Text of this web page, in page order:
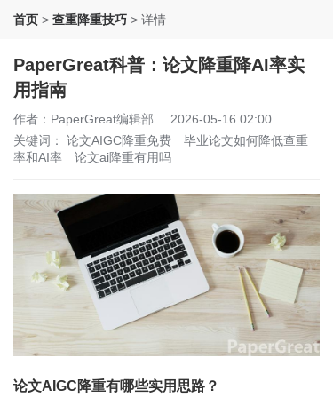
首页 > 查重降重技巧 > 详情
PaperGreat科普：论文降重降AI率实
用指南
作者：PaperGreat编辑部
2026-05-16 02:00
关键词： 论文AIGC降重免费
毕业论文如何降低查重
率和AI率
论文ai降重有用吗
论文AIGC降重有哪些实用思路？